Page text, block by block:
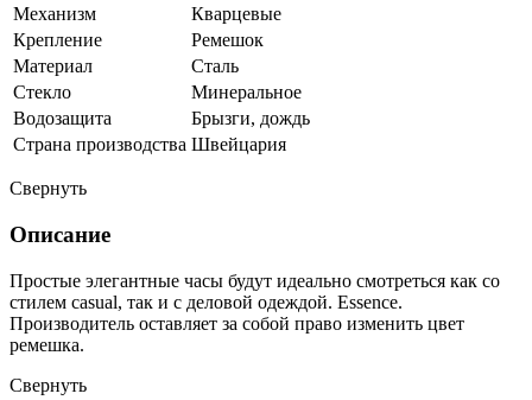
Механизм
Кварцевые
Крепление
Ремешок
Материал
Сталь
Стекло
Минеральное
Водозащита
Брызги, дождь
Страна производства Швейцария
Свернуть
Описание
Простые элегантные часы будут идеально смотреться как со
стилем casual, так и с деловой одеждой. Essence.
Производитель оставляет за собой право изменить цвет
ремешка.
Свернуть